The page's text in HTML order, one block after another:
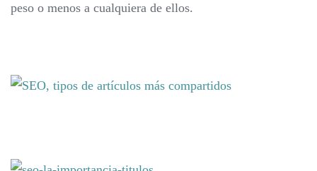
peso o menos a cualquiera de ellos.